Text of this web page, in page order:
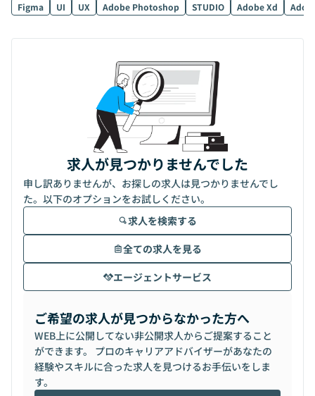
Figma
UI UX Adobe Photoshop STUDIO Adobe Xd
求人が見つかりませんでした
申し訳ありませんが、お探しの求人は見つかりませんでし
た。以下のオプションをお試しください。
求人を検索する
全ての求人を見る
エージェントサービス
ご希望の求人が見つからなかった方へ
WEB上に公開してない非公開求人からご提案すること
ができます。 プロのキャリアアドバイザーがあなたの
経験やスキルに合った求人を見つけるお手伝いをしま
す。